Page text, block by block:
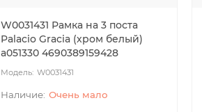
W0031431 Рамка на 3 поста
Palacio Gracia (хром белый)
a051330 4690389159428
W0031431
Очень мало